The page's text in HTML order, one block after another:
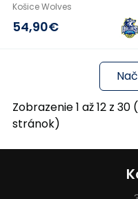
Košice Wolves
54,90€
Zobrazenie 1 až 12 z 30
stránok)